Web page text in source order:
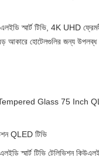
স্মার্ট টিভি, 4K UHD
আকারে হোটেলগুলির জন্য উপলব্ধ
Glass 75 Inch
QLED টিভি
স্মার্ট টিভি টেলিভিশন